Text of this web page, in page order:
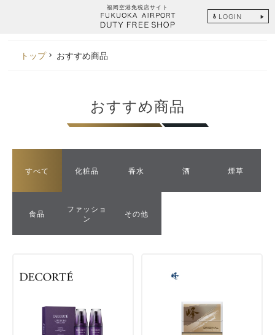
福岡空港免税店サイト
LOGIN
トップ おすすめ商品
おすすめ商品
すべて 化粧品 香水 酒 煙草
食品
ファッショ
ン
その他